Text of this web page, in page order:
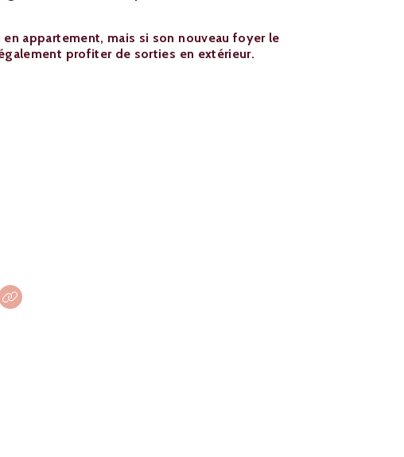
en appartement, mais si son nouveau foyer le
profiter de sorties en extérieur.